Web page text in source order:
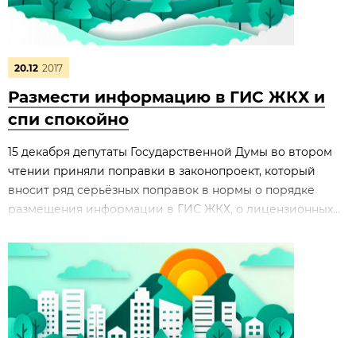
20.12 2017
Размести информацию в ГИС ЖКХ и
спи спокойно
15 декабря депутаты Государственной Думы во втором
чтении приняли поправки в законопроект, который
вносит ряд серьёзных поправок в нормы о порядке
размещения информации в ГИС ЖКХ, о лицензионных...